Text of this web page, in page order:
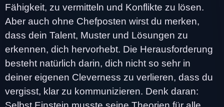
Fähigkeit, zu vermitteln und Konflikte zu lösen.
Aber auch ohne Chefposten wirst du merken,
dass dein Talent, Muster und Lösungen zu
erkennen, dich hervorhebt. Die Herausforderung
besteht natürlich darin, dich nicht so sehr in
deiner eigenen Cleverness zu verlieren, dass du
vergisst, klar zu kommunizieren. Denk daran: